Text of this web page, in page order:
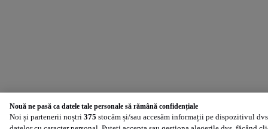
Nouă ne pasă ca datele tale personale să rămână confidențiale
Noi și partenerii noștri 375 stocăm și/sau accesăm informații pe dispozitivul